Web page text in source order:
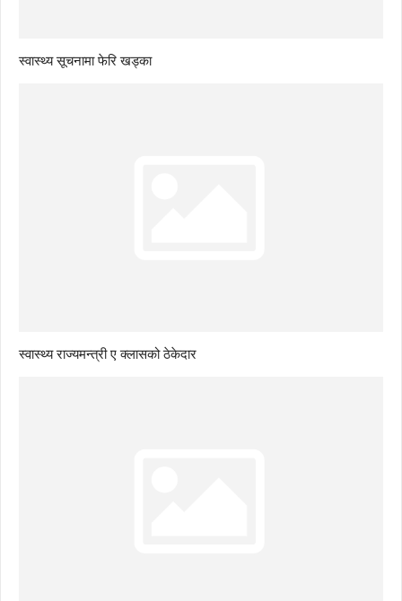
स्वास्थ्य सूचनामा फेरि खड्का
स्वास्थ्य राज्यमन्त्री ए क्लासको ठेकेदार